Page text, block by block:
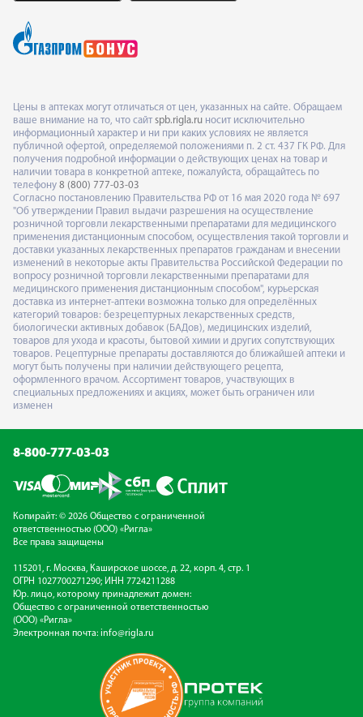
Цены в аптеках могут отличаться от цен, указанных на сайте. Обращаем
ваше внимание на то, что сайт spb.rigla.ru носит исключительно
информационный характер и ни при каких условиях не является
публичной офертой, определяемой положениями п. 2 ст. 437 ГК РФ. Для
получения подробной информации о действующих ценах на товар и
наличии товара в конкретной аптеке, пожалуйста, обращайтесь по
телефону 8 (800) 777-03-03
Согласно постановлению Правительства РФ от 16 мая 2020 года № 697
"Об утверждении Правил выдачи разрешения на осуществление
розничной торговли лекарственными препаратами для медицинского
применения дистанционным способом, осуществления такой торговли и
доставки указанных лекарственных препаратов гражданам и внесении
изменений в некоторые акты Правительства Российской Федерации по
вопросу розничной торговли лекарственными препаратами для
медицинского применения дистанционным способом", курьерская
доставка из интернет-аптеки возможна только для определённых
категорий товаров: безрецептурных лекарственных средств,
биологически активных добавок (БАДов), медицинских изделий,
товаров для ухода и красоты, бытовой химии и других сопутствующих
товаров. Рецептурные препараты доставляются до ближайшей аптеки и
могут быть получены при наличии действующего рецепта,
оформленного врачом. Ассортимент товаров, участвующих в
специальных предложениях и акциях, может быть ограничен или
изменен
8-800-777-03-03
Копирайт: © 2026 Общество с ограниченной
ответственностью (ООО) «Ригла»
Все права защищены
115201, г. Москва, Каширское шоссе, д. 22, корп. 4, стр. 1
ОГРН 1027700271290; ИНН 7724211288
Юр. лицо, которому принадлежит домен:
Общество с ограниченной ответственностью
(ООО) «Ригла»
Электронная почта: info@rigla.ru